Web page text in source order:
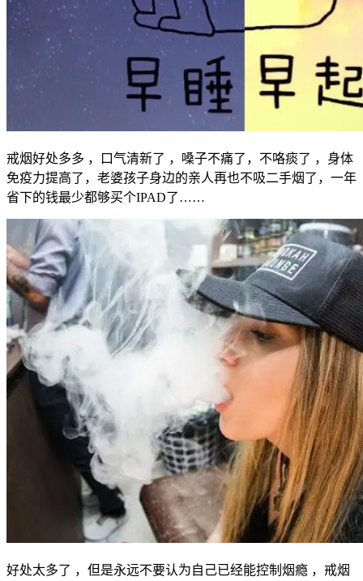
戒烟好处多多 ，口气清新了 ，嗓子不痛了，不咯痰了 ，身体
免疫力提高了，老婆孩子身边的亲人再也不吸二手烟了，一年
省下的钱最少都够买个IPAD了……
好处太多了 ，但是永远不要认为自己已经能控制烟瘾 ，戒烟